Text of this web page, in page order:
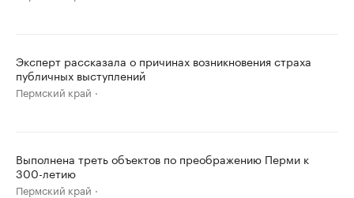
Эксперт рассказала о причинах возникновения страха
публичных выступлений
Пермский край
Выполнена треть объектов по преображению Перми к
300-летию
Пермский край